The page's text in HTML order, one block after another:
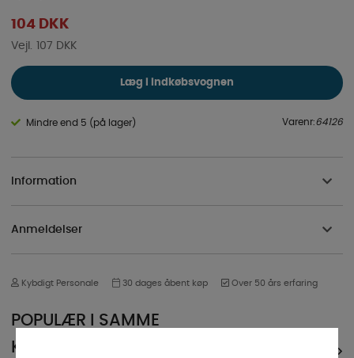
104 DKK
107 DKK
Læg i indkøbsvognen
Mindre end 5 (på lager) Varenr:64126
Information
Anmeldelser
Kybdigt Personale 30 dages åbent køp Over 50 års erfaring
POPULÆR I SAMME
KATEGORI